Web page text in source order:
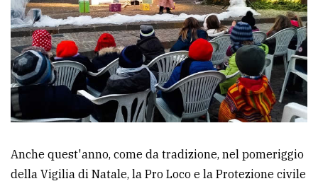
Ricerca
avanzata
LE
ALTRE
TESTATE
Anche quest'anno, come da tradizione, nel pomeriggio
della Vigilia di Natale, la Pro Loco e la Protezione civile